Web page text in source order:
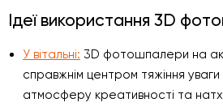
Ідеї використання 3D
У вітальні: 3D фотошпалери на
справжнім центром тяжіння
атмосферу креативності та